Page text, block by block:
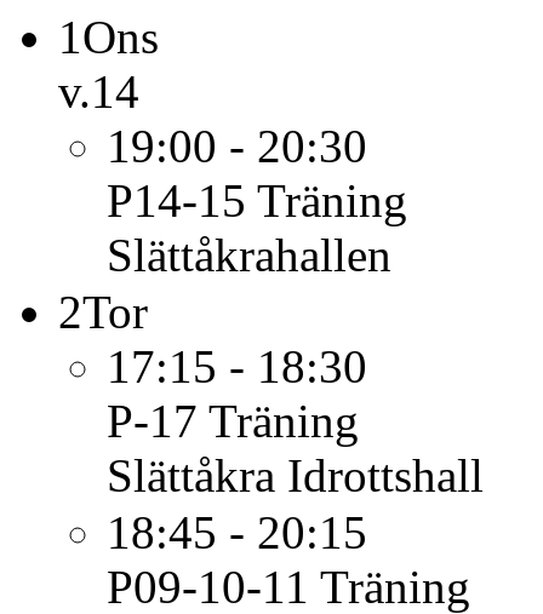
1Ons
v.14
19:00 - 20:30
P14-15 Träning
Slättåkrahallen
2Tor
17:15 - 18:30
P-17 Träning
Slättåkra Idrottshall
18:45 - 20:15
P09-10-11 Träning